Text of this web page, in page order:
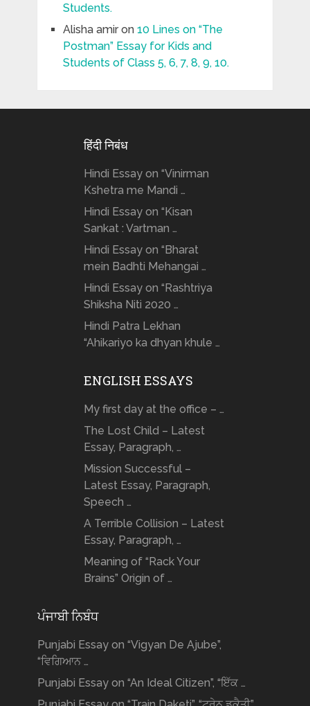
Students.
Alisha amiron 10 Lines on “The
Postman” Essay for Kids and
Students of Class 5, 6, 7, 8, 9, 10.
हिंदी निबंध
Hindi Essay on “Vinirman
Kshetra me Mandi …
Hindi Essay on “Kisan
Sankat : Vartman …
Hindi Essay on “Bharat
mein Badhti Mehangai …
Hindi Essay on “Rashtriya
Shiksha Niti 2020 …
Hindi Patra Lekhan
“Ahikariyo ka dhyan khule …
ENGLISH ESSAYS
My first day at the office – …
The Lost Child – Latest
Essay, Paragraph, …
Mission Successful –
Latest Essay, Paragraph,
Speech …
A Terrible Collision – Latest
Essay, Paragraph, …
Meaning of “Rack Your
Brains” Origin of …
ਪੰਜਾਬੀ ਨਿਬੰਧ
Punjabi Essay on “Vigyan De Ajube”,
“ਵਿਗਿਆਨ …
Punjabi Essay on “An Ideal Citizen”, “ਇੱਕ …